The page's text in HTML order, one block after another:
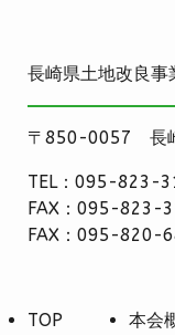
長崎県土地改良事
〒850-0057 長
TEL：095-823-
FAX：095-823-
FAX：095-820-
TOP 本会